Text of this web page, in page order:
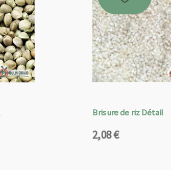
Brisure de riz Détail
2,08€